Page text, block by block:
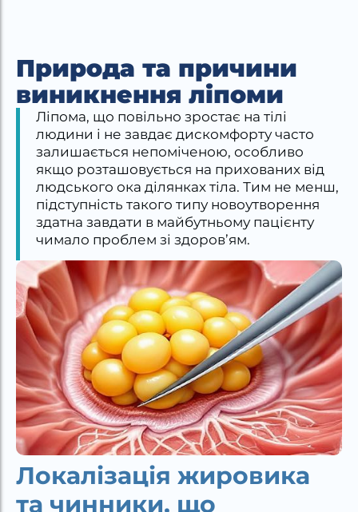
Природа та причини
виникнення ліпоми
Ліпома, що повільно зростає на тілі
людини і не завдає дискомфорту часто
залишається непоміченою, особливо
якщо розташовується на прихованих від
людського ока ділянках тіла. Тим не менш,
підступність такого типу новоутворення
здатна завдати в майбутньому пацієнту
чимало проблем зі здоров’ям.
Локалізація жировика
та чинники, що